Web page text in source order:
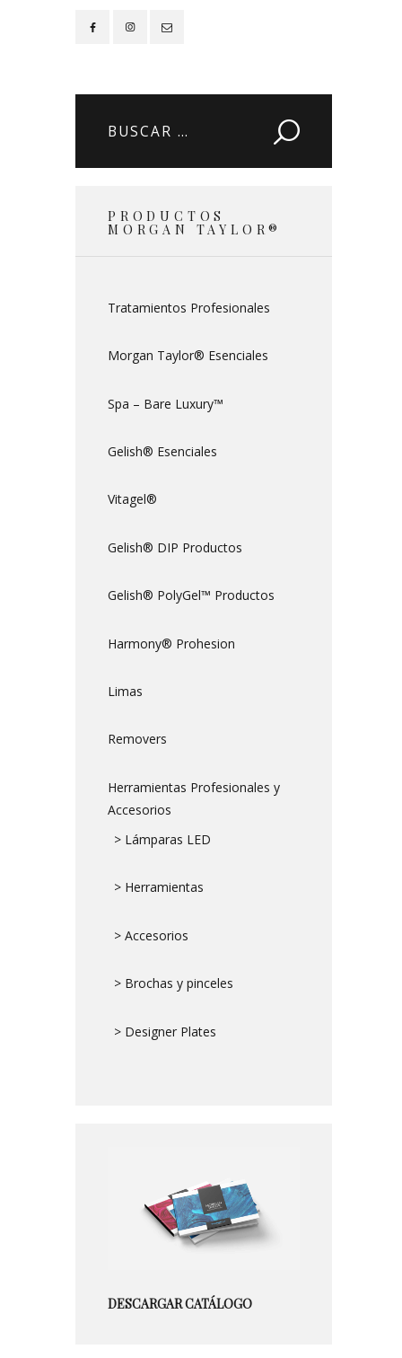
Buscar:
PRODUCTOS
MORGAN TAYLOR®
Tratamientos Profesionales
Morgan Taylor® Esenciales
Spa – Bare Luxury™
Gelish® Esenciales
Vitagel®
Gelish® DIP Productos
Gelish® PolyGel™ Productos
Harmony® Prohesion
Limas
Removers
Herramientas Profesionales y
Accesorios
> Lámparas LED
> Herramientas
> Accesorios
> Brochas y pinceles
> Designer Plates
DESCARGAR CATÁLOGO